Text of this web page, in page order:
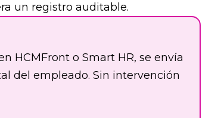
un registro auditable.
HCMFront o Smart HR, se envía
del empleado. Sin intervención